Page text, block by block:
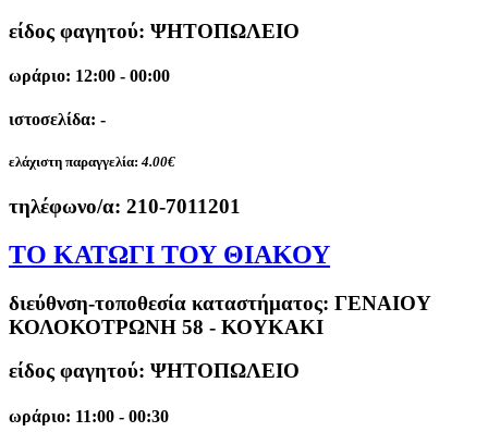
είδος φαγητού: ΨΗΤΟΠΩΛΕΙΟ
ωράριο: 12:00 - 00:00
ιστοσελίδα: -
ελάχιστη παραγγελία: 4.00€
τηλέφωνο/α: 210-7011201
ΤΟ ΚΑΤΩΓΙ ΤΟΥ ΘΙΑΚΟΥ
διεύθνση-τοποθεσία καταστήματος: ΓΕΝΑΙΟΥ
ΚΟΛΟΚΟΤΡΩΝΗ 58 - ΚΟΥΚΑΚΙ
είδος φαγητού: ΨΗΤΟΠΩΛΕΙΟ
ωράριο: 11:00 - 00:30